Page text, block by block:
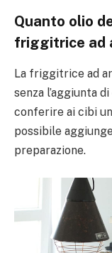
Quanto olio
friggitrice ad
La friggitrice ad
senza l’aggiunta
conferire ai cibi
possibile
preparazione.